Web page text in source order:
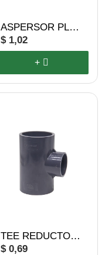
ASPERSOR PLÁSTICO
$ 1,02
+
TEE REDUCTORA
$ 0,69